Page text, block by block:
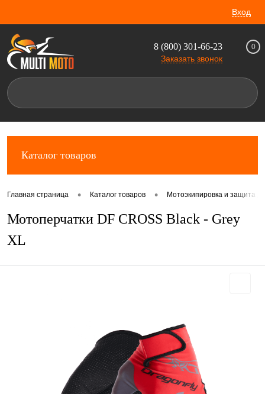
Вход
8 (800) 301-66-23
Заказать звонок
0
Каталог товаров
Главная страница • Каталог товаров • Мотоэкипировка и защита
Мотоперчатки DF CROSS Black - Grey
XL